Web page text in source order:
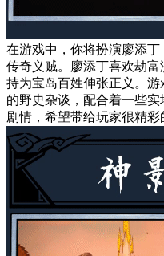
在游戏中，你将扮演廖添
传奇义贼。廖添丁喜欢劫
持为宝岛百姓伸张正义。
的野史杂谈，配合着一些
剧情，希望带给玩家很精彩